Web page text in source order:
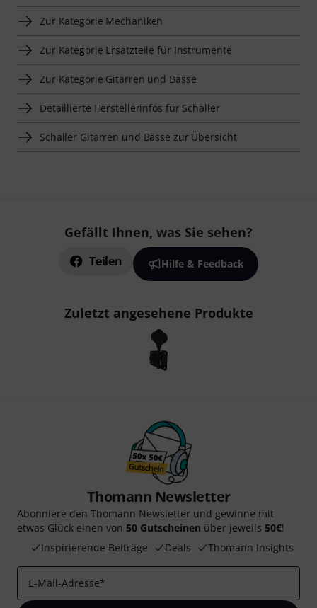
Zur Kategorie Mechaniken
Zur Kategorie Ersatzteile für Instrumente
Zur Kategorie Gitarren und Bässe
Detaillierte Herstellerinfos für Schaller
Schaller Gitarren und Bässe zur Übersicht
Gefällt Ihnen, was Sie sehen?
Teilen Hilfe & Feedback
Zuletzt angesehene Produkte
Thomann Newsletter
Abonniere den Thomann Newsletter und gewinne mit
etwas Glück einen von 50 Gutscheinen über jeweils 50€!
Inspirierende Beiträge
Deals Thomann Insights
E-Mail-Adresse*